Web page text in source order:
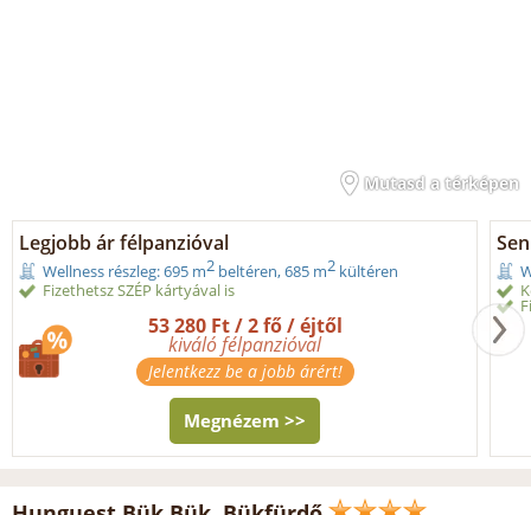
Mutasd a térképen
Legjobb ár félpanzióval
Wellness részleg: 695 m2 beltéren, 685 m2 kültéren
Fizethetsz SZÉP kártyával is
53 280 Ft / 2 fő / éjtől
kiváló félpanzióval
Jelentkezz be a jobb árért!
Megnézem >>